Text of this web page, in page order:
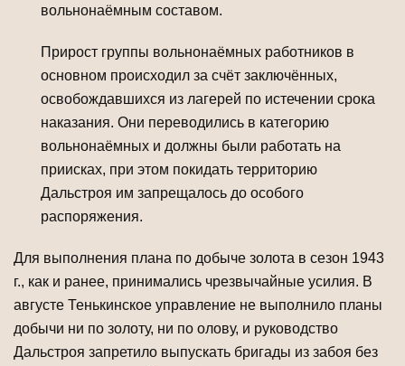
вольнонаёмным составом.
Прирост группы вольнонаёмных работников в
основном происходил за счёт заключённых,
освобождавшихся из лагерей по истечении срока
наказания. Они переводились в категорию
вольнонаёмных и должны были работать на
приисках, при этом покидать территорию
Дальстроя им запрещалось до особого
распоряжения.
Для выполнения плана по добыче золота в сезон 1943
г., как и ранее, принимались чрезвычайные усилия. В
августе Тенькинское управление не выполнило планы
добычи ни по золоту, ни по олову, и руководство
Дальстроя запретило выпускать бригады из забоя без